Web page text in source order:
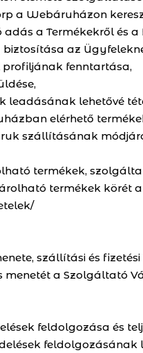
a Webáruházon
adás a Termékekről és
biztosítása az
profiljának fenntartása,
leadásának lehetővé
elérhető
szállításának
termékek,
termékek
szállítási és
menetét a Szolgáltató
feldolgozása és